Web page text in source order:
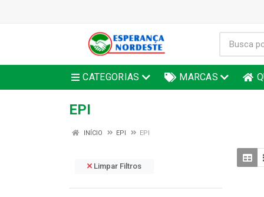
CATEGORIAS MARCAS
EPI
INÍCIO EPI EPI
Limpar Filtros